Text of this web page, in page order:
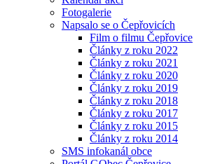
Fotogalerie
Napsalo se o Čepřovicích
Film o filmu Čepřovice
Články z roku 2022
Články z roku 2021
Články z roku 2020
Články z roku 2019
Články z roku 2018
Články z roku 2017
Články z roku 2015
Články z roku 2014
SMS infokanál obce